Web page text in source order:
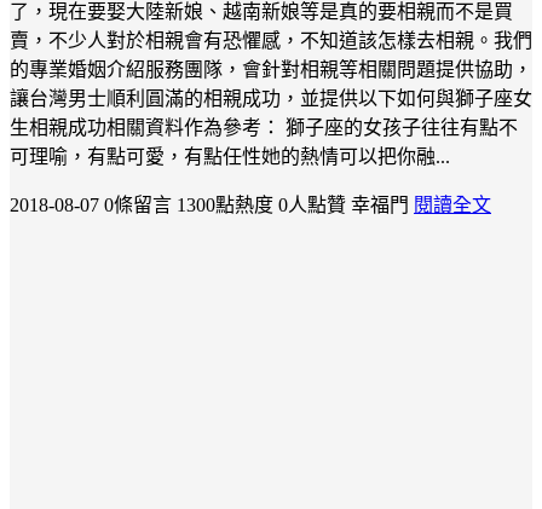
了，現在要娶大陸新娘、越南新娘等是真的要相親而不是買
賣，不少人對於相親會有恐懼感，不知道該怎樣去相親。我們
的專業婚姻介紹服務團隊，會針對相親等相關問題提供協助，
讓台灣男士順利圓滿的相親成功，並提供以下如何與獅子座女
生相親成功相關資料作為參考： 獅子座的女孩子往往有點不
可理喻，有點可愛，有點任性她的熱情可以把你融...
2018-08-07 0條留言 1300點熱度 0人點贊 幸福門 閱讀全文